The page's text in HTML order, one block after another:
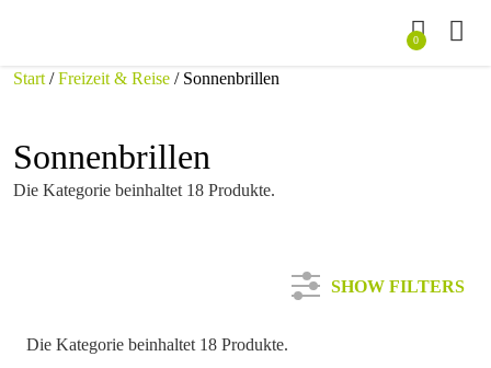
0
Start /Freizeit & Reise / Sonnenbrillen
Sonnenbrillen
Die Kategorie beinhaltet 18 Produkte.
SHOW FILTERS
Die Kategorie beinhaltet 18 Produkte.